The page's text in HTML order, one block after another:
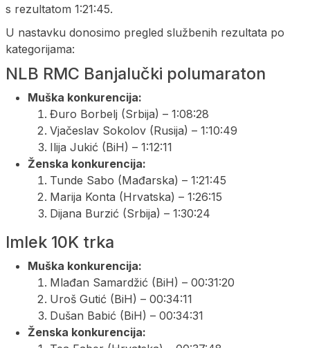
s rezultatom 1:21:45.
U nastavku donosimo pregled službenih rezultata po
kategorijama:
NLB RMC Banjalučki polumaraton
Muška konkurencija:
Đuro Borbelj (Srbija) – 1:08:28
Vjačeslav Sokolov (Rusija) – 1:10:49
Ilija Jukić (BiH) – 1:12:11
Ženska konkurencija:
Tunde Sabo (Mađarska) – 1:21:45
Marija Konta (Hrvatska) – 1:26:15
Dijana Burzić (Srbija) – 1:30:24
Imlek 10K trka
Muška konkurencija:
Mlađan Samardžić (BiH) – 00:31:20
Uroš Gutić (BiH) – 00:34:11
Dušan Babić (BiH) – 00:34:31
Ženska konkurencija: